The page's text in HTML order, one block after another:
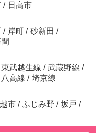
/ 日高市
/ 岸町 / 砂新田 /
東武越生線 / 武蔵野線 /
八高線 / 埼京線
市 / ふじみ野 / 坂戸 /